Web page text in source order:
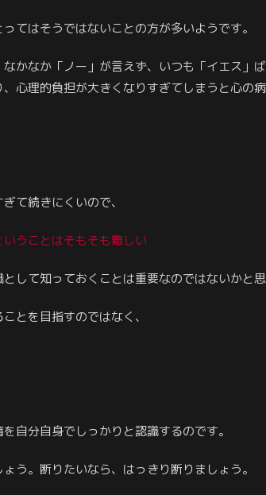
てはそうではないことの方が多いようです。
かなか「ノー」が言えず、いつも「イエス」
心理的負担が大きくなりすぎてしまうと心の
て続きにくいので、
うことはそもそも難しい
して知っておくことは重要なのではないかと思
とを目指すのではなく、
自分自身でしっかりと認識するのです。
う。断りたいなら、はっきり断りましょう。